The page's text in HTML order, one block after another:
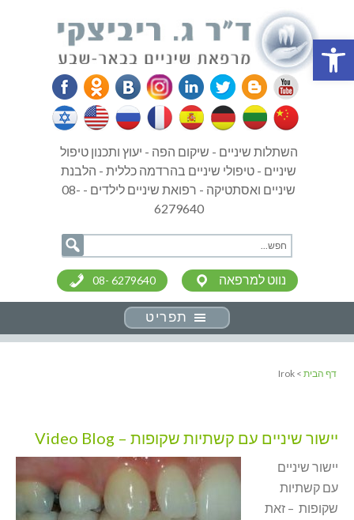
פתח סרגל נגישות
השתלות שיניים - שיקום הפה - יעוץ ותכנון טיפול
שיניים - טיפולי שיניים בהרדמה כללית - הלבנת
שיניים ואסתטיקה - רפואת שיניים לילדים - 08-
6279640
08- 6279640 נווט למרפאה
תפריט
דף הבית > Irok
יישור שיניים עם קשתיות שקופות – Video Blog
יישור שיניים
עם קשתיות
שקופות – זאת